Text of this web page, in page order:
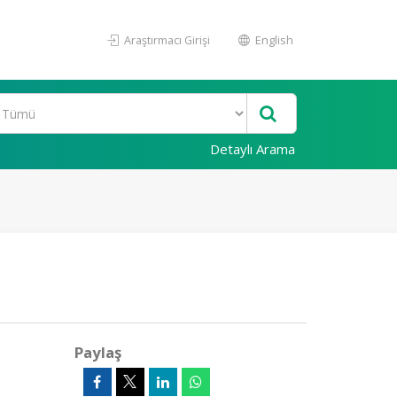
Araştırmacı Girişi English
Detaylı Arama
Paylaş